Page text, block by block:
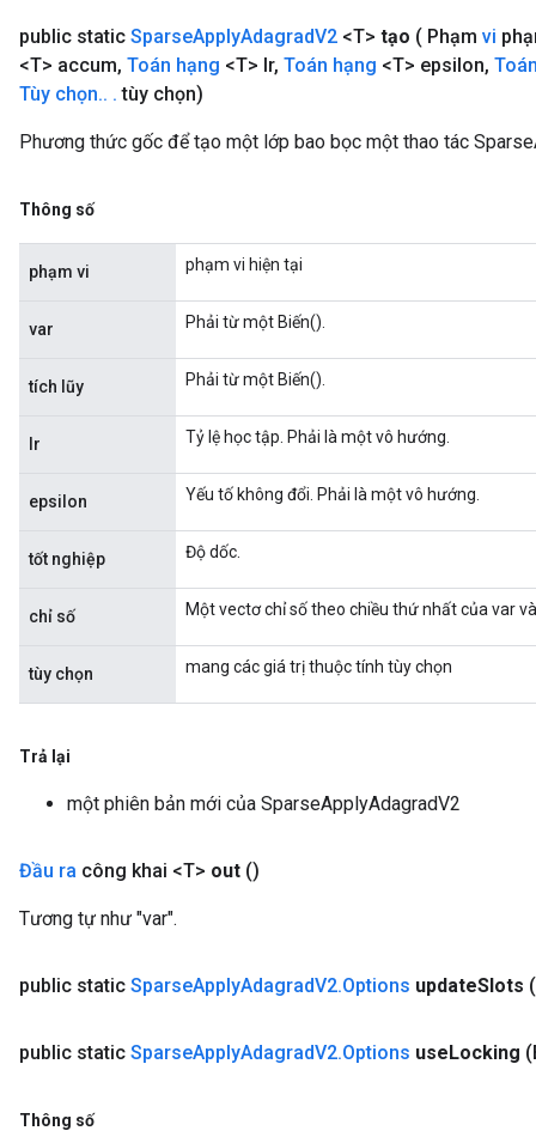
public static SparseApplyAdagradV2 <T> tạo ( Phạm vi
<T> accum, Toán hạng <T> lr, Toán hạng <T> epsilon,
Tùy chọn.. . tùy chọn)
Phương thức gốc để tạo một lớp bao bọc một thao tác
Thông số
phạm vi phạm vi hiện tại
var Phải từ một Biến().
tích lũy Phải từ một Biến().
lr Tỷ lệ học tập. Phải là một vô hướng.
epsilon Yếu tố không đổi. Phải là một vô hướng.
tốt nghiệp Độ dốc.
chỉ số Một vectơ chỉ số theo chiều thứ nhất của var
tùy chọn mang các giá trị thuộc tính tùy chọn
Trả lại
một phiên bản mới của SparseApplyAdagradV2
Đầu ra công khai <T> out ()
Tương tự như "var".
public static SparseApplyAdagradV2.Options updateSlots
public static SparseApplyAdagradV2.Options useLocking
Thông số